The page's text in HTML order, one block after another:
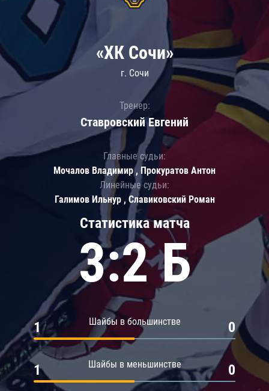
Статистика матча
3:2 Б
Шайбы в большинстве
1 0
Шайбы в меньшинстве
1 0
«ХК Сочи»
г. Сочи
Тренер:
Ставровский Евгений
Главные судьи:
Мочалов Владимир , Прокуратов Антон
Линейные судьи:
Галимов Ильнур , Славиковский Роман